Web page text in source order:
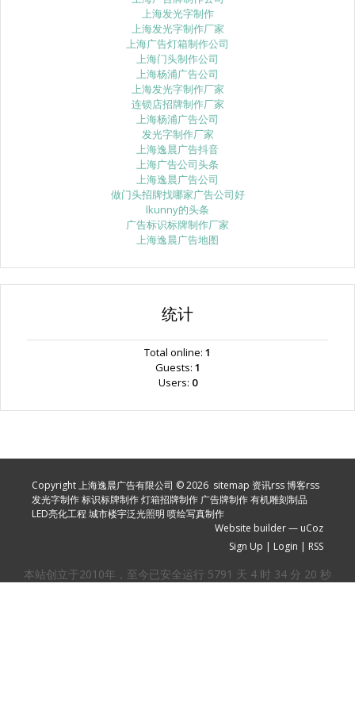
上海发光字制作
上海发光字制作厂家
上海广告灯箱制作公司
上海门头制作公司
上海杨浦广告公司
上海发光字制作厂家
连锁店招牌制作厂家
上海杨浦广告公司
发光字制作厂家
上海逸晨广告抖音
上海广告公司头条
上海逸晨广告公司
做门头招牌找哪家广告公司好
lkunny的头条
广告标识标牌制作厂家
上海逸晨广告地图
统计
Total online: 1
Guests: 1
Users: 0
Copyright 上海逸晨广告有限公司 © 2026 sitemap 资讯rss博客rss
发光字制作标识标牌制作灯箱招牌制作 广告牌制作有机雕刻制品
LED亮化工程 城市楼宇泛光照明 喷绘写真制作
Website builder— uCoz
Sign Up | Login | RSS
本站创立于2010年，至今已安全运行 5791 天 4 时 34 分 21 秒